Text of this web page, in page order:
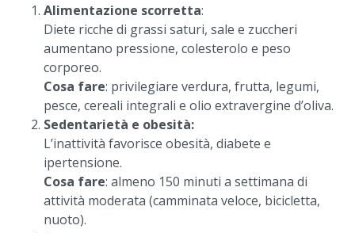
Alimentazione scorretta:
Diete ricche di grassi saturi, sale e zuccheri
aumentano pressione, colesterolo e peso
corporeo.
Cosa fare: privilegiare verdura, frutta, legumi,
pesce, cereali integrali e olio extravergine d’oliva.
Sedentarietà e obesità:
L’inattività favorisce obesità, diabete e
ipertensione.
Cosa fare: almeno 150 minuti a settimana di
attività moderata (camminata veloce, bicicletta,
nuoto).